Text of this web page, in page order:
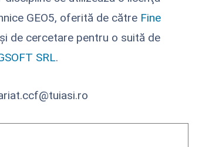
GEO5, oferită de către Fine
de cercetare pentru o suită de
SRL.